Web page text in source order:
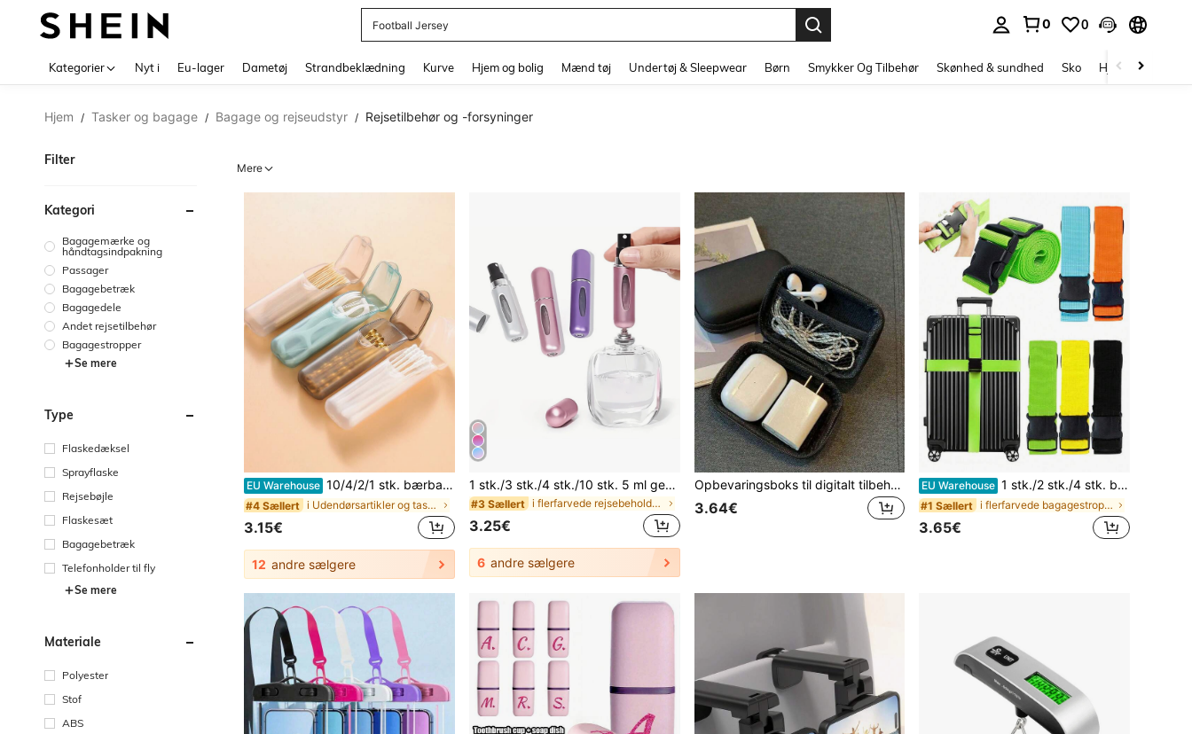
Football Jersey
0 0
Kategorier Nyt i Eu-lager Dametøj Strandbeklædning Kurve Hjem og bolig Mænd tøj Undertøj & Sleepwear Børn Smykker Og Tilbehør Skønhed & sundhed Sko Hjem Tekstiler
Hjem / Tasker og bagage / Bagage og rejseudstyr / Rejsetilbehør og -forsyninger
Filter
Kategori
Bagagemærke og
håndtagsindpakning
Passager
Bagagebetræk
Bagagedele
Andet rejsetilbehør
Bagagestropper
Se mere
Type
Flaskedæksel
Sprayflaske
Rejsebøjle
Flaskesæt
Bagagebetræk
Telefonholder til fly
Se mere
Materiale
Polyester
Stof
ABS
Mere
EU Warehouse 10/4/2/1 stk. bærbar opbevaringsboks med flip-top, lækagesikker pilleæske til rejser, rejseessentials, kan bruges når som helst og hvor som helst (rejse/hjem/kontor/udendørs), holdbar
#4 Sællert i Udendørsartikler og tasker
3.15€
12 andre sælgere
1 stk./3 stk./4 stk./10 stk. 5 ml genopfyldelig rejse-parfumesprayflaske, lomme-dispenser og sprayer til cologne, æstetisk
#3 Sællert i flerfarvede rejsebeholdere
3.25€
6 andre sælgere
Opbevaringsboks til digitalt tilbehør, Telefonoplader, Kabelorganiseringspose, Lynlåsopbevaringsboks, USB-oplader i pungstil, Opbevaringsboks til høretelefoner, Støvtæt, Kabel, USB-drev, Opbevaringspose til høretelefoner, Forretningsrejser, Studerende, Universitet, Kontor, Skoleartikler, Tilbage til skolesæsonen
3.64€
EU Warehouse 1 stk./2 stk./4 stk. bagagestropper, pakkebælter til rejsekufferter, kraftige fastgørelsesstropper til krydsning
#1 Sællert i flerfarvede bagagestropper
3.65€